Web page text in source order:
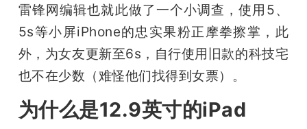
雷锋网编辑也就此做了一个小调查，使用5、
5s等小屏iPhone的忠实果粉正摩拳擦掌，此
外，为女友更新至6s，自行使用旧款的科技宅
也不在少数（难怪他们找得到女票）。
为什么是12.9英寸的iPad